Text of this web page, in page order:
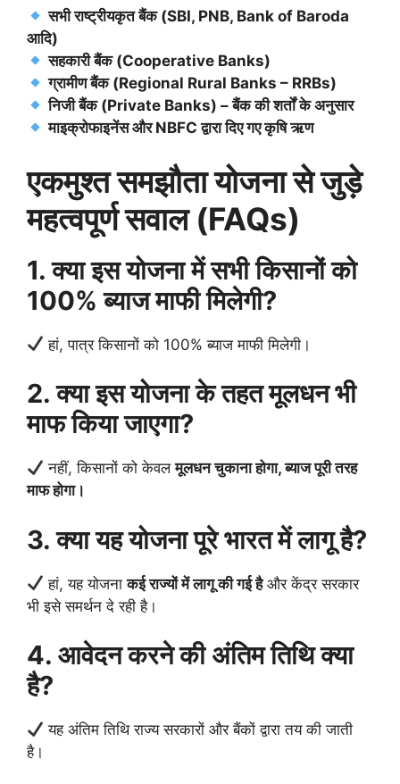
सभी राष्ट्रीयकृत बैंक (SBI, PNB, Bank of Baroda
आदि)
सहकारी बैंक (Cooperative Banks)
ग्रामीण बैंक (Regional Rural Banks – RRBs)
निजी बैंक (Private Banks) – बैंक की शर्तों के अनुसार
माइक्रोफाइनेंस और NBFC द्वारा दिए गए कृषि ऋण
एकमुश्त समझौता योजना से जुड़े
महत्वपूर्ण सवाल (FAQs)
1. क्या इस योजना में सभी किसानों को
100% ब्याज माफी मिलेगी?
हां, पात्र किसानों को 100% ब्याज माफी मिलेगी।
2. क्या इस योजना के तहत मूलधन भी
माफ किया जाएगा?
नहीं, किसानों को केवलमूलधन चुकाना होगा, ब्याज पूरी तरह
माफ होगा।
3. क्या यह योजना पूरे भारत में लागू है?
हां, यह योजनाकई राज्यों में लागू की गई हैऔर केंद्र सरकार
भी इसे समर्थन दे रही है।
4. आवेदन करने की अंतिम तिथि क्या
है?
यह अंतिम तिथि राज्य सरकारों और बैंकों द्वारा तय की जाती
है।